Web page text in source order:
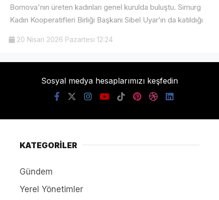
Bornova'nın üreten kadınları genel kurulda buluştu. Simurg
Kadın Kooperatifleri Birliği Başkanı Sibel Uyar’ın da katıldığı
20 Nisan 2026 Pazartesi 12:24
Sosyal medya hesaplarımızı keşfedin
KATEGORİLER
Gündem
Yerel Yönetimler